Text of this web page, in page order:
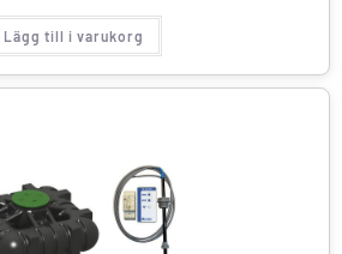
Lägg till i varukorg